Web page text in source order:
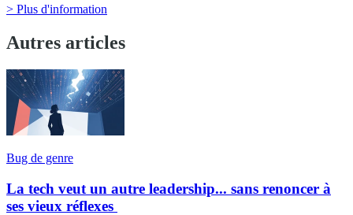
> Plus d'information
Autres articles
Bug de genre
La tech veut un autre leadership... sans renoncer à
ses vieux réflexes